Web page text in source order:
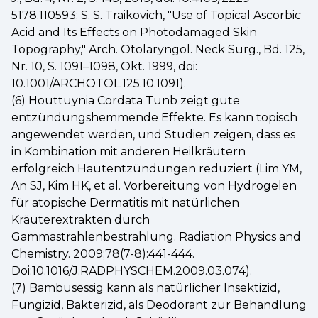
5178.110593; S. S. Traikovich, "Use of Topical Ascorbic
Acid and Its Effects on Photodamaged Skin
Topography," Arch. Otolaryngol. Neck Surg., Bd. 125,
Nr. 10, S. 1091–1098, Okt. 1999, doi:
10.1001/ARCHOTOL.125.10.1091).
(6) Houttuynia Cordata Tunb zeigt gute
entzündungshemmende Effekte. Es kann topisch
angewendet werden, und Studien zeigen, dass es
in Kombination mit anderen Heilkräutern
erfolgreich Hautentzündungen reduziert (Lim YM,
An SJ, Kim HK, et al. Vorbereitung von Hydrogelen
für atopische Dermatitis mit natürlichen
Kräuterextrakten durch
Gammastrahlenbestrahlung. Radiation Physics and
Chemistry. 2009;78(7-8):441-444.
Doi:10.1016/J.RADPHYSCHEM.2009.03.074).
(7) Bambusessig kann als natürlicher Insektizid,
Fungizid, Bakterizid, als Deodorant zur Behandlung